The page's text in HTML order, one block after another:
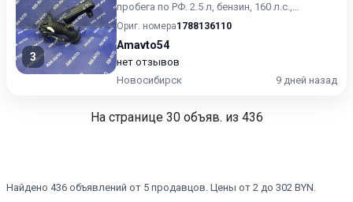
3
пробега по РФ. 2.5 л, бензин, 160 л.с.,
параллельный гибрид, 143 л.с.,...
Ориг. номера1788136110
Amavto54
нет отзывов
Новосибирск
9 дней назад
На странице 30объяв. из 436
Найдено 436 объявлений от 5 продавцов. Цены от 2 до 302 BYN.